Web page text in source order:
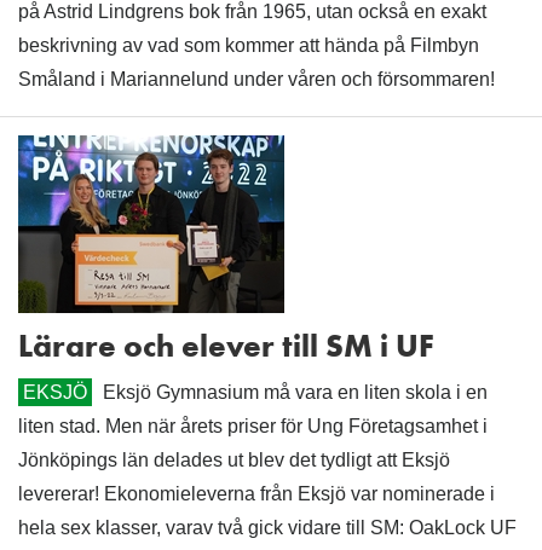
på Astrid Lindgrens bok från 1965, utan också en exakt
beskrivning av vad som kommer att hända på Filmbyn
Småland i Mariannelund under våren och försommaren!
Lärare och elever till SM i UF
EKSJÖ
Eksjö Gymnasium må vara en liten skola i en
liten stad. Men när årets priser för Ung Företagsamhet i
Jönköpings län delades ut blev det tydligt att Eksjö
levererar! Ekonomieleverna från Eksjö var nominerade i
hela sex klasser, varav två gick vidare till SM: OakLock UF